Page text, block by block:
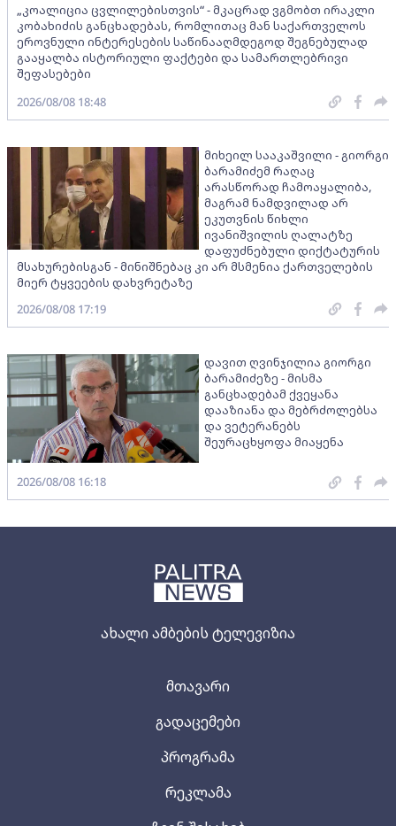
ახალი ამბების ტელევიზია
მთავარი
გადაცემები
პროგრამა
რეკლამა
„კოალიცია ცვლილებისთვის“ - მკაცრად ვგმობთ ირაკლი
კობახიძის განცხადებას, რომლითაც მან საქართველოს
ეროვნული ინტერესების საწინააღმდეგოდ შეგნებულად
გააყალბა ისტორიული ფაქტები და სამართლებრივი
შეფასებები
2026/08/08 18:48
მიხეილ სააკაშვილი - გიორგი
ბარამიძემ რაღაც
არასწორად ჩამოაყალიბა,
მაგრამ ნამდვილად არ
ეკუთვნის წიხლი
ივანიშვილის ღალატზე
დაფუძნებული დიქტატურის
მსახურებისგან - მინიშნებაც კი არ მსმენია ქართველების
მიერ ტყვეების დახვრეტაზე
2026/08/08 17:19
დავით ღვინჯილია გიორგი
ბარამიძეზე - მისმა
განცხადებამ ქვეყანა
დააზიანა და მებრძოლებსა
და ვეტერანებს
შეურაცხყოფა მიაყენა
2026/08/08 16:18